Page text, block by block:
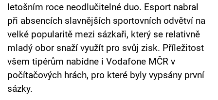
Přihlášení
Sledujte nás
letošním roce neodlučitelné duo. Esport nabral
při absencích slavnějších sportovních odvětví na
velké popularitě mezi sázkaři, který se relativně
mladý obor snaží využít pro svůj zisk. Příležitost
všem tipérům nabídne i Vodafone MČR v
počítačových hrách, pro které byly vypsány první
sázky.